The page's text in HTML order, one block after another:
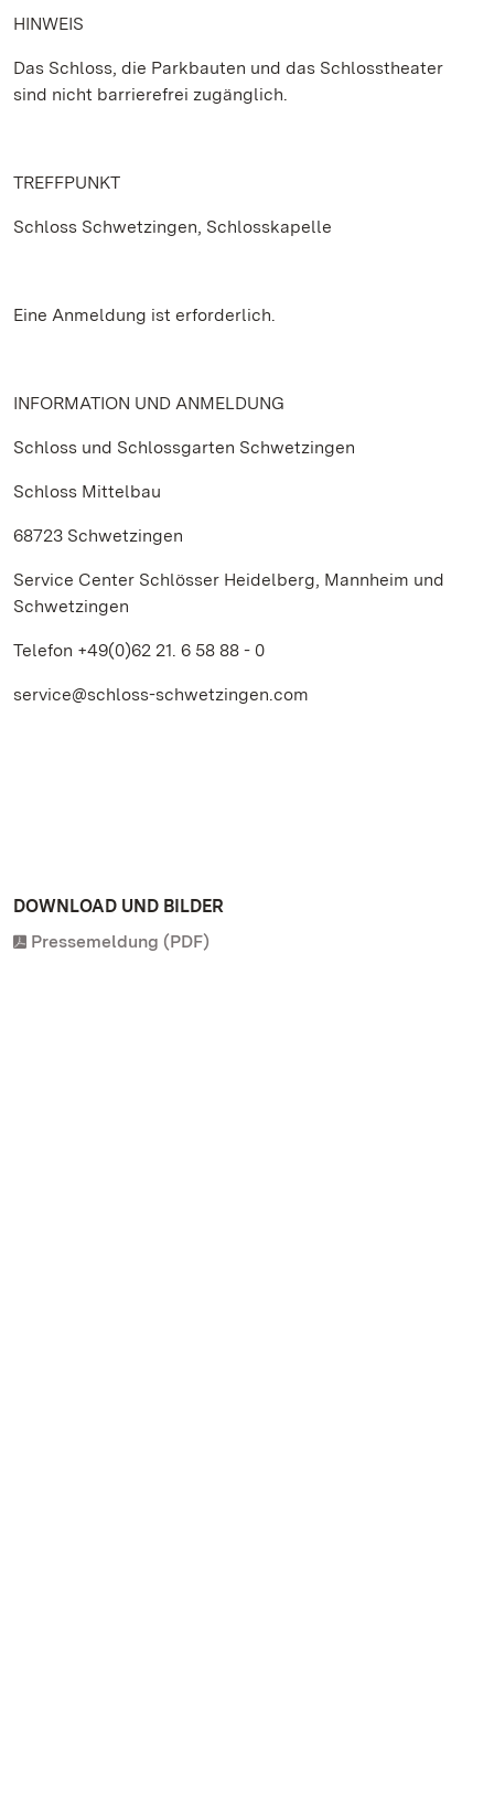
HINWEIS
Das Schloss, die Parkbauten und das Schlosstheater
sind nicht barrierefrei zugänglich.
TREFFPUNKT
Schloss Schwetzingen, Schlosskapelle
Eine Anmeldung ist erforderlich.
INFORMATION UND ANMELDUNG
Schloss und Schlossgarten Schwetzingen
Schloss Mittelbau
68723 Schwetzingen
Service Center Schlösser Heidelberg, Mannheim und
Schwetzingen
Telefon +49(0)62 21. 6 58 88 - 0
service@schloss-schwetzingen.com
DOWNLOAD UND BILDER
Pressemeldung (PDF)